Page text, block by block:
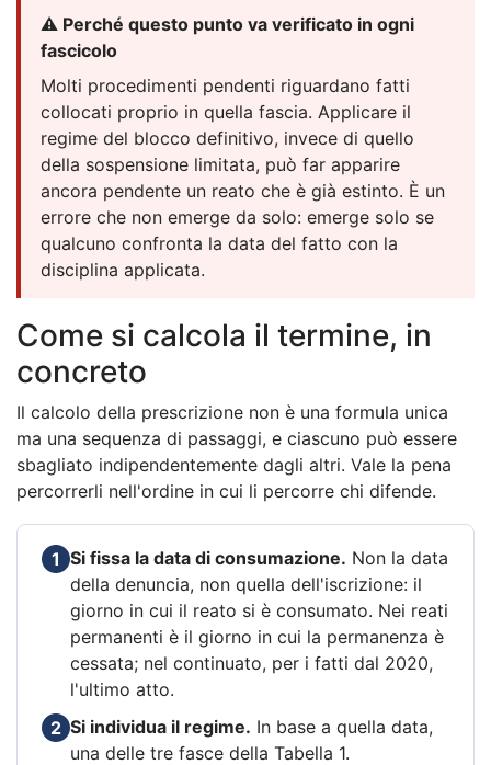
⚠️ Perché questo punto va verificato in ogni
fascicolo
Molti procedimenti pendenti riguardano fatti
collocati proprio in quella fascia. Applicare il
regime del blocco definitivo, invece di quello
della sospensione limitata, può far apparire
ancora pendente un reato che è già estinto. È un
errore che non emerge da solo: emerge solo se
qualcuno confronta la data del fatto con la
disciplina applicata.
Come si calcola il termine, in
concreto
Il calcolo della prescrizione non è una formula unica
ma una sequenza di passaggi, e ciascuno può essere
sbagliato indipendentemente dagli altri. Vale la pena
percorrerli nell'ordine in cui li percorre chi difende.
1 Si fissa la data di consumazione. Non la data
della denuncia, non quella dell'iscrizione: il
giorno in cui il reato si è consumato. Nei reati
permanenti è il giorno in cui la permanenza è
cessata; nel continuato, per i fatti dal 2020,
l'ultimo atto.
2 Si individua il regime. In base a quella data,
una delle tre fasce della Tabella 1.